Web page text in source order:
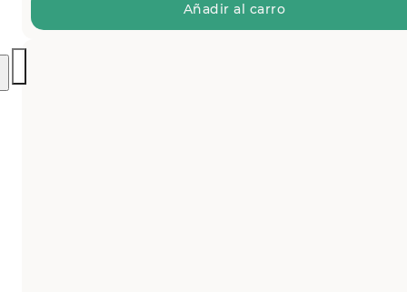
Añadir al carro